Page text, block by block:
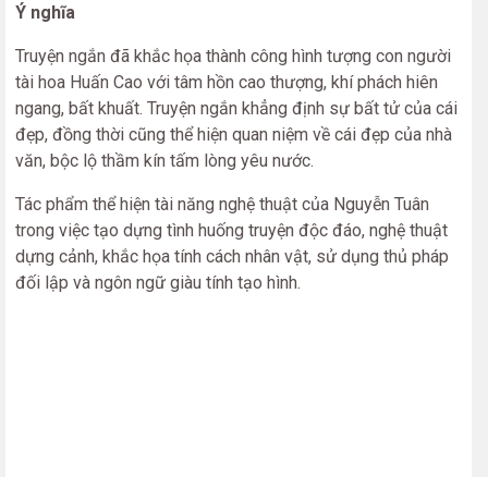
Ý nghĩa
Truyện ngắn đã khắc họa thành công hình tượng con người
tài hoa Huấn Cao với tâm hồn cao thượng, khí phách hiên
ngang, bất khuất. Truyện ngắn khẳng định sự bất tử của cái
đẹp, đồng thời cũng thể hiện quan niệm về cái đẹp của nhà
văn, bộc lộ thầm kín tấm lòng yêu nước.
Tác phẩm thể hiện tài năng nghệ thuật của Nguyễn Tuân
trong việc tạo dựng tình huống truyện độc đáo, nghệ thuật
dựng cảnh, khắc họa tính cách nhân vật, sử dụng thủ pháp
đối lập và ngôn ngữ giàu tính tạo hình.